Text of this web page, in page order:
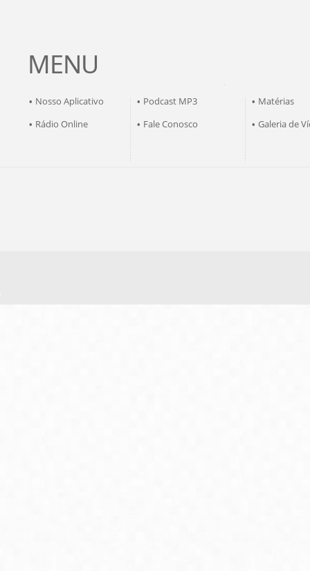
MENU
• Nosso Aplicativo • Podcast MP3 • Matérias
• Rádio Online • Fale Conosco • Galeria de